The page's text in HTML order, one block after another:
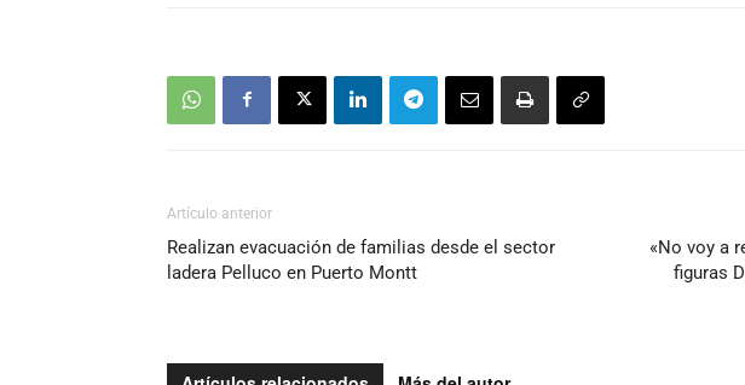
Artículo anterior
Realizan evacuación de familias desde el sector
ladera Pelluco en Puerto Montt
«No voy a
figuras